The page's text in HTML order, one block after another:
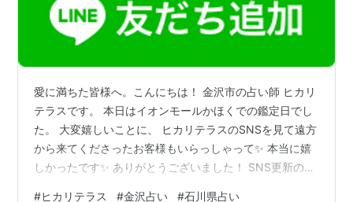
愛に満ちた皆様へ。こんにちは！ 金沢市の占い師 ヒカリ
テラスです。 本日はイオンモールかほくでの鑑定日でし
た。 大変嬉しいことに、 ヒカリテラスのSNSを見て遠方
から来てくださったお客様もいらっしゃって✨ 本当に嬉
しかったです✨ ありがとうございました！ SNS更新の励
#ヒカリテラス #金沢占い #石川県占い